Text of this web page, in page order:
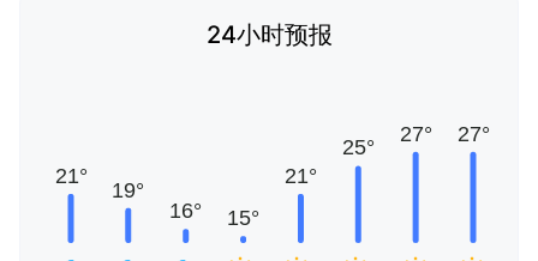
24小时预报